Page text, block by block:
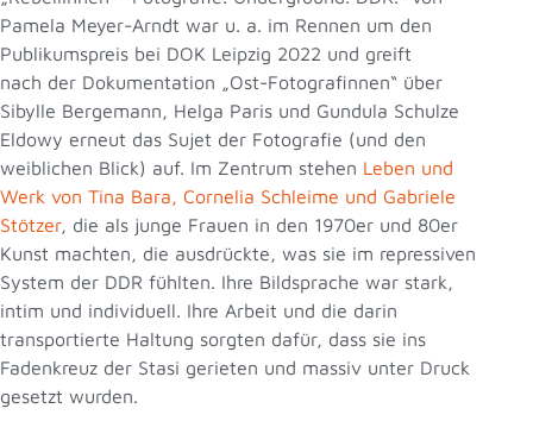
Pamela Meyer-Arndt war u. a. im Rennen um den
Publikumspreis bei DOK Leipzig 2022 und greift
nach der Dokumentation „Ost-Fotografinnen“ über
Sibylle Bergemann, Helga Paris und Gundula Schulze
Eldowy erneut das Sujet der Fotografie (und den
weiblichen Blick) auf. Im Zentrum stehen Leben und
Werk von Tina Bara, Cornelia Schleime und Gabriele
Stötzer, die als junge Frauen in den 1970er und 80er
Kunst machten, die ausdrückte, was sie im repressiven
System der DDR fühlten. Ihre Bildsprache war stark,
intim und individuell. Ihre Arbeit und die darin
transportierte Haltung sorgten dafür, dass sie ins
Fadenkreuz der Stasi gerieten und massiv unter Druck
gesetzt wurden.